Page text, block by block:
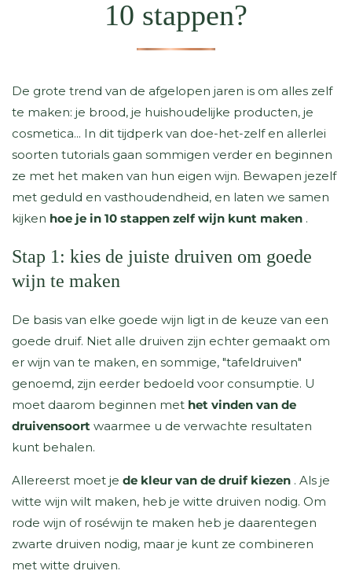
10 stappen?
De grote trend van de afgelopen jaren is om alles zelf
te maken: je brood, je huishoudelijke producten, je
cosmetica... In dit tijdperk van doe-het-zelf en allerlei
soorten tutorials gaan sommigen verder en beginnen
ze met het maken van hun eigen wijn. Bewapen jezelf
met geduld en vasthoudendheid, en laten we samen
kijken hoe je in 10 stappen zelf wijn kunt maken .
Stap 1: kies de juiste druiven om goede
wijn te maken
De basis van elke goede wijn ligt in de keuze van een
goede druif. Niet alle druiven zijn echter gemaakt om
er wijn van te maken, en sommige, "tafeldruiven"
genoemd, zijn eerder bedoeld voor consumptie. U
moet daarom beginnen met het vinden van de
druivensoort waarmee u de verwachte resultaten
kunt behalen.
Allereerst moet je de kleur van de druif kiezen . Als je
witte wijn wilt maken, heb je witte druiven nodig. Om
rode wijn of roséwijn te maken heb je daarentegen
zwarte druiven nodig, maar je kunt ze combineren
met witte druiven.